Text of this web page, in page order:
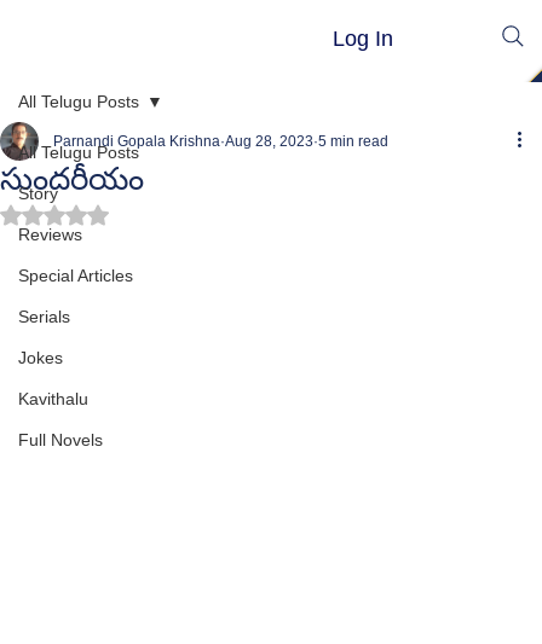
Log In
All Telugu Posts
Story
Reviews
Special Articles
Serials
Jokes
Kavithalu
Full Novels
All Telugu Posts
సుందరీయం
Parnandi Gopala Krishna Aug 28, 2023 5 min read
Rated NaN out of 5 stars.